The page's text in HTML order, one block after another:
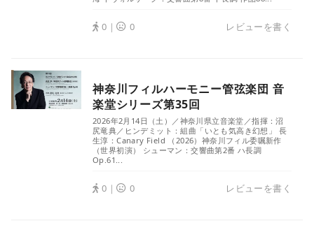
0｜ 0 レビューを書く
神奈川フィルハーモニー管弦楽団 音
楽堂シリーズ第35回
2026年2月14日（土）／神奈川県立音楽堂／指揮：沼
尻竜典／ヒンデミット：組曲「いとも気高き幻想」 長
生淳：Canary Field （2026）神奈川フィル委嘱新作
（世界初演） シューマン：交響曲第2番 ハ長調
Op.61...
0｜ 0 レビューを書く